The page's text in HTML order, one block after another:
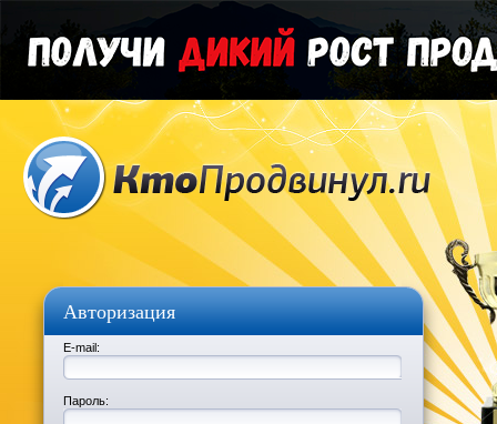
Авторизация
E-mail:
Пароль: